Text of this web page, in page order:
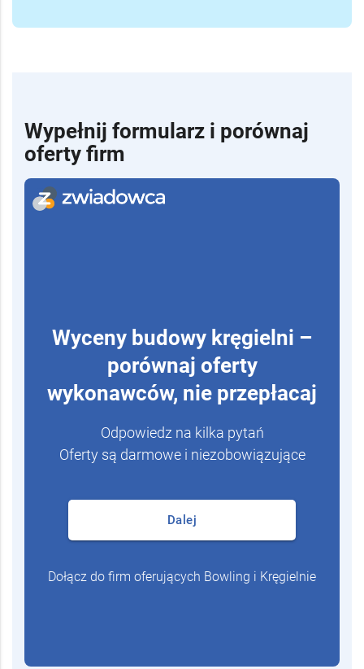
Wypełnij formularz i porównaj
oferty firm
Wyceny budowy kręgielni –
porównaj oferty
wykonawców, nie przepłacaj
Odpowiedz na kilka pytań
Oferty są darmowe i niezobowiązujące
Dalej
Dołącz do firm oferujących Bowling i Kręgielnie